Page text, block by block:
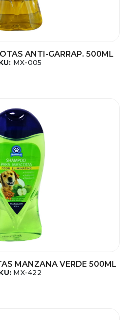
ANTI-GARRAP. 500ML
MX-005
MANZANA VERDE 500ML
MX-422